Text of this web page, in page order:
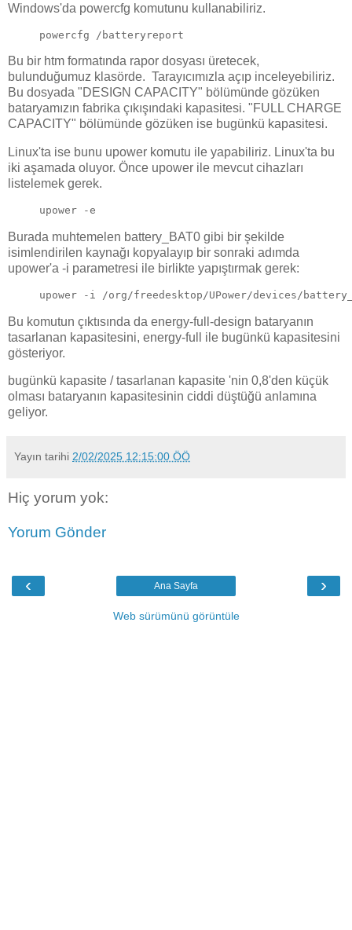
Windows'da powercfg komutunu kullanabiliriz.
powercfg /batteryreport
Bu bir htm formatında rapor dosyası üretecek,
bulunduğumuz klasörde. Tarayıcımızla açıp inceleyebiliriz.
Bu dosyada "DESIGN CAPACITY" bölümünde gözüken
bataryamızın fabrika çıkışındaki kapasitesi. "FULL CHARGE
CAPACITY" bölümünde gözüken ise bugünkü kapasitesi.
Linux'ta ise bunu upower komutu ile yapabiliriz. Linux'ta bu
iki aşamada oluyor. Önce upower ile mevcut cihazları
listelemek gerek.
upower -e
Burada muhtemelen battery_BAT0 gibi bir şekilde
isimlendirilen kaynağı kopyalayıp bir sonraki adımda
upower'a -i parametresi ile birlikte yapıştırmak gerek:
upower -i /org/freedesktop/UPower/devices/
Bu komutun çıktısında da energy-full-design bataryanın
tasarlanan kapasitesini, energy-full ile bugünkü kapasitesini
gösteriyor.
bugünkü kapasite / tasarlanan kapasite 'nin 0,8'den küçük
olması bataryanın kapasitesinin ciddi düştüğü anlamına
geliyor.
Yayın tarihi 2/02/2025 12:15:00 ÖÖ
Hiç yorum yok:
Yorum Gönder
‹ ›
Ana Sayfa
Web sürümünü görüntüle